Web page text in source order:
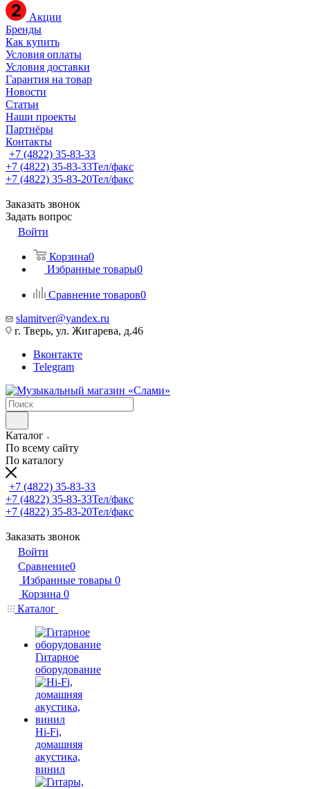
Акции
Бренды
Как купить
Условия оплаты
Условия доставки
Гарантия на товар
Новости
Статьи
Наши проекты
Партнёры
Контакты
+7 (4822) 35-83-33
+7 (4822) 35-83-33Тел/факс
+7 (4822) 35-83-20Тел/факс
Заказать звонок
Задать вопрос
Войти
Корзина0
Избранные товары0
Сравнение товаров0
slamitver@yandex.ru
г. Тверь, ул. Жигарева, д.46
Вконтакте
Telegram
Каталог
По всему сайту
По каталогу
+7 (4822) 35-83-33
+7 (4822) 35-83-33Тел/факс
+7 (4822) 35-83-20Тел/факс
Заказать звонок
Войти
Сравнение0
Избранные товары 0
Корзина 0
Каталог
Гитарное
оборудование
Hi-Fi,
домашняя
акустика,
винил